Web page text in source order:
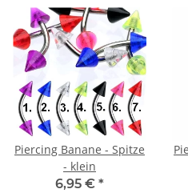
Piercing Banane - Spitze
- klein
6,95 € *